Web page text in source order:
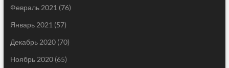
Февраль 2021 (76)
Январь 2021 (57)
Декабрь 2020(70)
Ноябрь 2020(65)